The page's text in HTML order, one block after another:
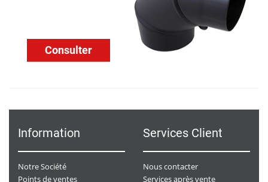
Consulter
Information
Notre Société
Points de ventes
Services Client
Nous contacter
Services après vente